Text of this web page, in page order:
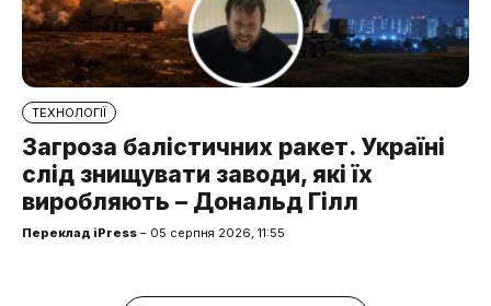
ТЕХНОЛОГІЇ
Загроза балістичних ракет. Україні
слід знищувати заводи, які їх
виробляють – Дональд Гілл
Переклад iPress – 05 серпня 2026, 11:55